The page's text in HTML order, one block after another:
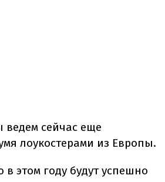
ведем сейчас еще
лоукостерами из Европы.
этом году будут успешно